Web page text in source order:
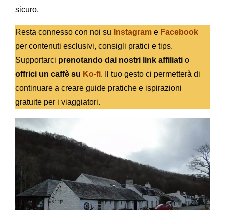
sicuro.
Resta connesso con noi su Instagram e Facebook
per contenuti esclusivi, consigli pratici e tips.
Supportarci prenotando dai nostri link affiliati o
offrici un caffè su Ko-fi. Il tuo gesto ci permetterà di
continuare a creare guide pratiche e ispirazioni
gratuite per i viaggiatori.